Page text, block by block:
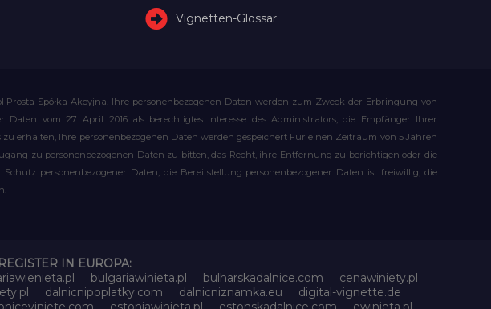
Vignetten-Glossar
Spółka Akcyjna. Ihre personenbezogenen Daten werden zum Zweck der Erbringung von
vom 27. April 2016 als berechtigtes Interesse des Administrators, die Empfänger Ihrer
erhalten, Ihre personenbezogenen Daten werden gespeichert Für einen Zeitraum von 5 Jahren
zu personenbezogenen Daten zu bitten, das Recht, ihre Entfernung zu berichtigen oder die
personenbezogener Daten, die Bereitstellung personenbezogener Daten ist freiwillig, die
IN EUROPA:
bulgariawinieta.pl bulharskadalnice.com
cenawiniety.pl
dalnicnipoplatky.com dalnicniznamka.eu
digital-vignette.de